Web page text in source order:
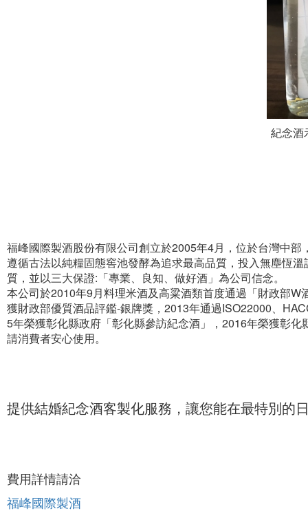
紀念酒
福峰國際製酒股份有限公司創立於2005年4月，位於台灣中
遵循古法以純糧固態窖池發酵為追求最高品質，投入無塵恆
質，並以三大保證:「專業、良知、做好酒」為公司信念。
本公司於2010年9月料理米酒及高粱酒類首度通過「財政部
獲財政部優質酒品評鑑-銀牌獎，2013年通過ISO22000、
5年榮獲彰化縣政府「彰化縣參訪紀念酒」，2016年榮獲彰
請消費者安心使用。
提供結婚紀念酒客製化服務，讓您能在最特別的
費用詳情請洽
福峰國際製酒